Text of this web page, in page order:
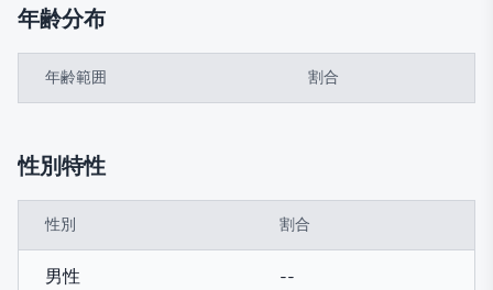
年齢分布
年齢範囲 割合
性別特性
性別 割合
男性 --